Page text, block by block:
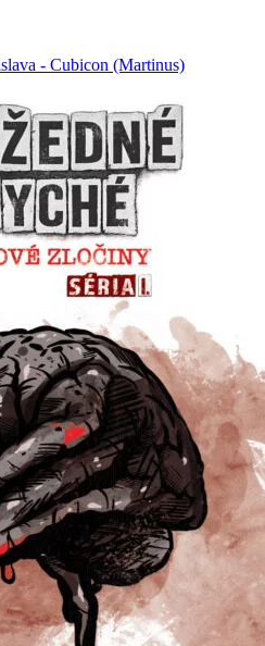
- Cubicon (Martinus)